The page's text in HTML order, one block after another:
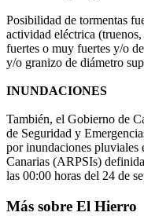
Posibilidad de tormentas
actividad eléctrica
fuertes o muy fuertes y/o
y/o granizo de diámetro
INUNDACIONES
También, el Gobierno de
de Seguridad y
por inundaciones pluviales
Canarias (ARPSIs)
las 00:00 horas del 24 de
Más sobre El Hierro